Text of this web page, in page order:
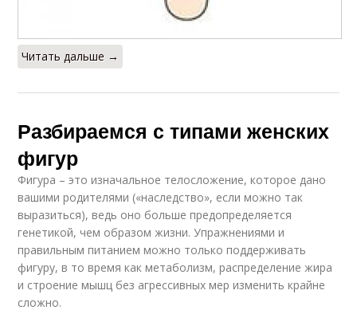
Читать дальше →
Разбираемся с типами женских
фигур
Фигура – это изначальное телосложение, которое дано
вашими родителями («наследство», если можно так
выразиться), ведь оно больше предопределяется
генетикой, чем образом жизни. Упражнениями и
правильным питанием можно только поддерживать
фигуру, в то время как метаболизм, распределение жира
и строение мышц без агрессивных мер изменить крайне
сложно.